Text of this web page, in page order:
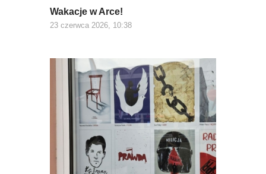
Wakacje w Arce!
23 czerwca 2026, 10:38